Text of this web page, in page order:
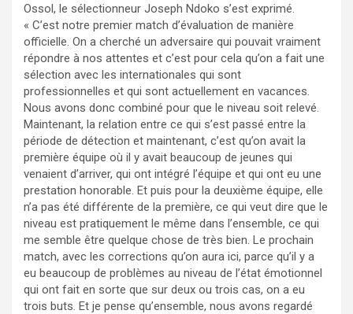
Ossol, le sélectionneur Joseph Ndoko s’est exprimé.
« C’est notre premier match d’évaluation de manière
officielle. On a cherché un adversaire qui pouvait vraiment
répondre à nos attentes et c’est pour cela qu’on a fait une
sélection avec les internationales qui sont
professionnelles et qui sont actuellement en vacances.
Nous avons donc combiné pour que le niveau soit relevé.
Maintenant, la relation entre ce qui s’est passé entre la
période de détection et maintenant, c’est qu’on avait la
première équipe où il y avait beaucoup de jeunes qui
venaient d’arriver, qui ont intégré l’équipe et qui ont eu une
prestation honorable. Et puis pour la deuxième équipe, elle
n’a pas été différente de la première, ce qui veut dire que le
niveau est pratiquement le même dans l’ensemble, ce qui
me semble être quelque chose de très bien. Le prochain
match, avec les corrections qu’on aura ici, parce qu’il y a
eu beaucoup de problèmes au niveau de l’état émotionnel
qui ont fait en sorte que sur deux ou trois cas, on a eu
trois buts. Et je pense qu’ensemble, nous avons regardé